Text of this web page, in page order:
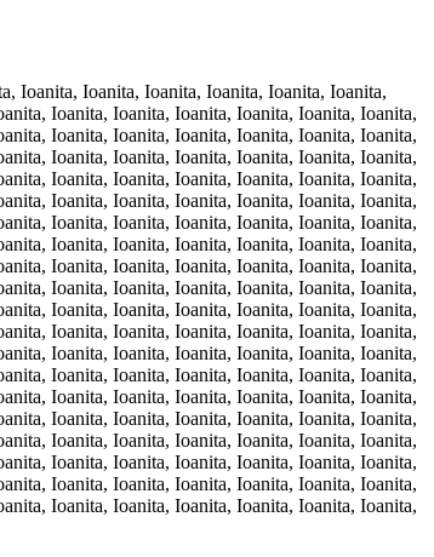
Ioanita, Ioanita, Ioanita, Ioanita, Ioanita, Ioanita,
Ioanita, Ioanita, Ioanita, Ioanita, Ioanita, Ioanita,
Ioanita, Ioanita, Ioanita, Ioanita, Ioanita, Ioanita,
Ioanita, Ioanita, Ioanita, Ioanita, Ioanita, Ioanita,
Ioanita, Ioanita, Ioanita, Ioanita, Ioanita, Ioanita,
Ioanita, Ioanita, Ioanita, Ioanita, Ioanita, Ioanita,
Ioanita, Ioanita, Ioanita, Ioanita, Ioanita, Ioanita,
Ioanita, Ioanita, Ioanita, Ioanita, Ioanita, Ioanita,
Ioanita, Ioanita, Ioanita, Ioanita, Ioanita, Ioanita,
Ioanita, Ioanita, Ioanita, Ioanita, Ioanita, Ioanita,
Ioanita, Ioanita, Ioanita, Ioanita, Ioanita, Ioanita,
Ioanita, Ioanita, Ioanita, Ioanita, Ioanita, Ioanita,
Ioanita, Ioanita, Ioanita, Ioanita, Ioanita, Ioanita,
Ioanita, Ioanita, Ioanita, Ioanita, Ioanita, Ioanita,
Ioanita, Ioanita, Ioanita, Ioanita, Ioanita, Ioanita,
Ioanita, Ioanita, Ioanita, Ioanita, Ioanita, Ioanita,
Ioanita, Ioanita, Ioanita, Ioanita, Ioanita, Ioanita,
Ioanita, Ioanita, Ioanita, Ioanita, Ioanita, Ioanita,
Ioanita, Ioanita, Ioanita, Ioanita, Ioanita, Ioanita,
Ioanita, Ioanita, Ioanita, Ioanita, Ioanita, Ioanita,